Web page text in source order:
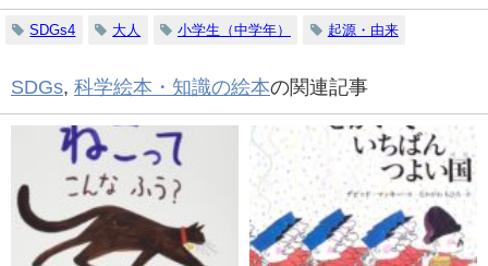
SDGs4 大人 小学生（中学年） 起源・由来
SDGs, 科学絵本・知識の絵本の関連記事